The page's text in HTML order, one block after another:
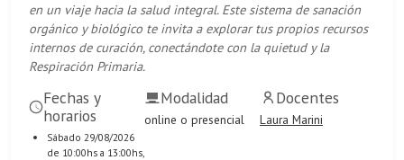
en un viaje hacia la salud integral. Este sistema de sanación
orgánico y biológico te invita a explorar tus propios recursos
internos de curación, conectándote con la quietud y la
Respiración Primaria.
Fechas y
horarios
Sábado 29/08/2026
de 10:00hs a 13:00hs,
Modalidad
online o presencial
Docentes
Laura Marini